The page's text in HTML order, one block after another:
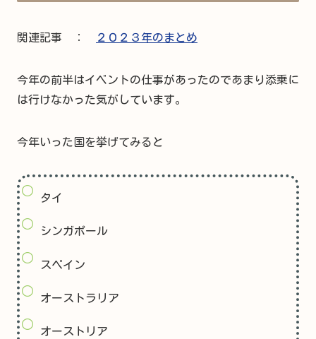
関連記事 ： ２０２３年のまとめ
今年の前半はイベントの仕事があったのであまり添乗に
は行けなかった気がしています。
今年いった国を挙げてみると
タイ
シンガポール
スペイン
オーストラリア
オーストリア